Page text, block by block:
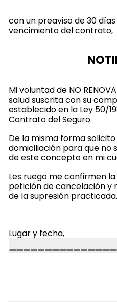
con un preaviso de 30
vencimiento del contrato,
Mi voluntad de NO
salud suscrita con su
establecido en la Ley 50/
Contrato del Seguro.
De la misma forma
domiciliación para que no
de este concepto en mi
Les ruego me confirmen
petición de cancelación y
de la supresión practicada.
Lugar y fecha,